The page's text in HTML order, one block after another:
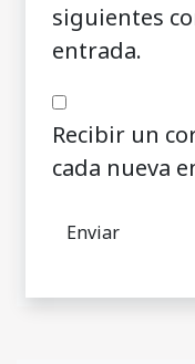
siguientes
entrada.
Recibir un
cada nueva